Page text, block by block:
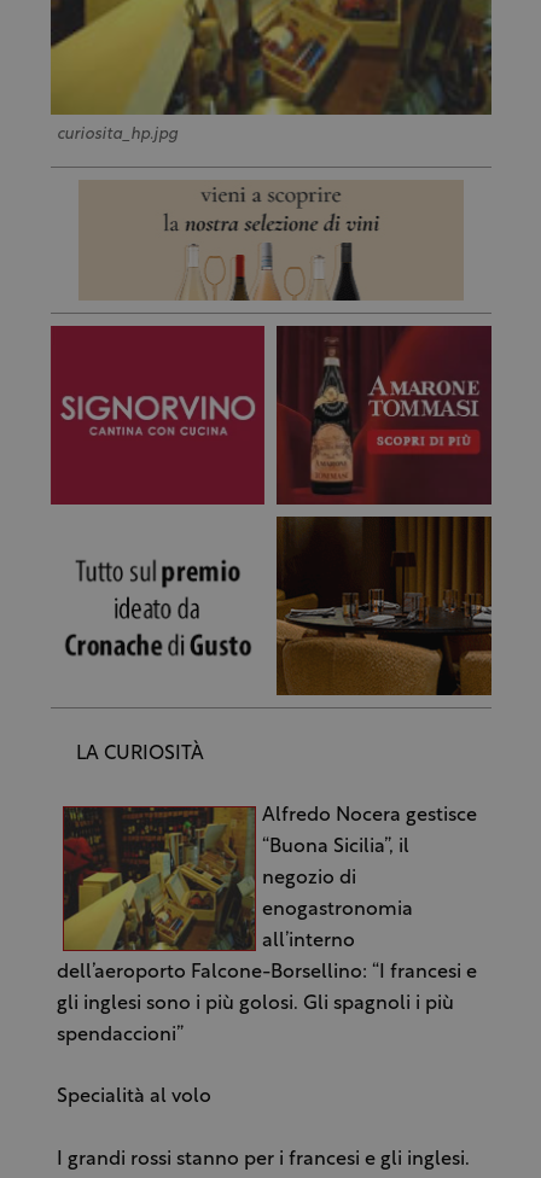
curiosita_hp.jpg
LA CURIOSITÀ
Alfredo Nocera gestisce
“Buona Sicilia”, il
negozio di
enogastronomia
all’interno
dell’aeroporto Falcone-Borsellino: “I francesi e
gli inglesi sono i più golosi. Gli spagnoli i più
spendaccioni”
Specialità al volo
I grandi rossi stanno per i francesi e gli inglesi.